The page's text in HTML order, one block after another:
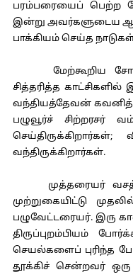
பரம்பரையைப் பெற்ற
இன்று அவர்களுடைய
பாக்கியம் செய்த
மேற்கூறிய சோழ
சித்தரித்த
வந்தியத்தேவன்
பழுவூர்ச் சிற்றரசர்
வந்திருக்கிறார்கள்.
முத்தரையர்
முற்றுகையிட்டு
பழுவேட்டரையர். இரு
திருப்புறம்பியம்
செயல்களைப் புரிந்த
தூக்கிச் சென்றவர்